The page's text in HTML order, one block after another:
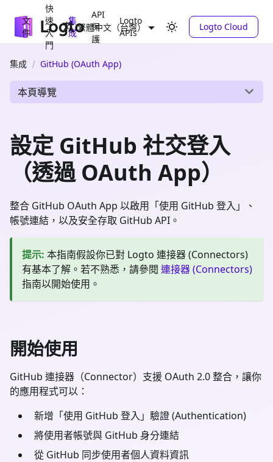
文
件
快
速
入
門
集
成
API
保
護
Logto
APIs
繁體中文（台灣） Logto Cloud
集成 GitHub (OAuth App)
本頁導覽
設定 GitHub 社交登入
（透過 OAuth App）
整合 GitHub OAuth App 以啟用「使用 GitHub 登入」、
帳號連結，以及安全存取 GitHub API。
提示: 本指南假設你已對 Logto 連接器 (Connectors)
有基本了解。若不熟悉，請參閱 連接器 (Connectors)
指南以開始使用。
開始使用
GitHub 連接器（Connector）支援 OAuth 2.0 整合，讓你
的應用程式可以：
新增「使用 GitHub 登入」驗證 (Authentication)
將使用者帳號與 GitHub 身分連結
從 GitHub 同步使用者個人資料資訊